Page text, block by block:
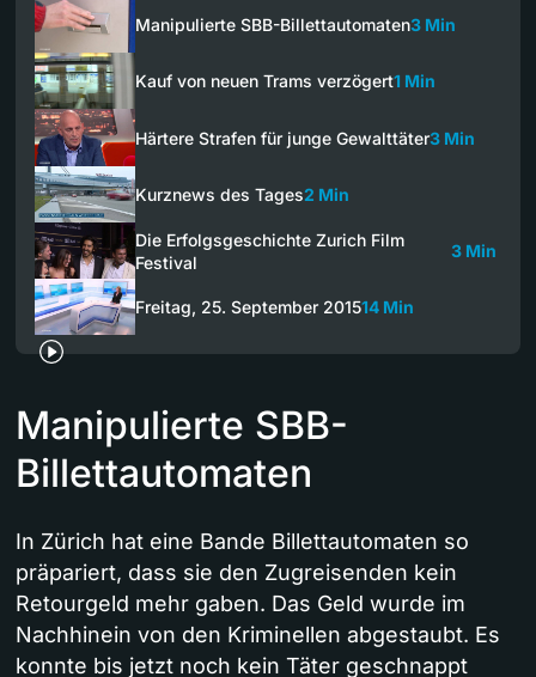
Manipulierte SBB-Billettautomaten3 Min
Kauf von neuen Trams verzögert1 Min
Härtere Strafen für junge Gewalttäter3 Min
Kurznews des Tages2 Min
Die Erfolgsgeschichte Zurich Film
Festival
3 Min
Freitag, 25. September 201514 Min
Manipulierte SBB-
Billettautomaten
In Zürich hat eine Bande Billettautomaten so
präpariert, dass sie den Zugreisenden kein
Retourgeld mehr gaben. Das Geld wurde im
Nachhinein von den Kriminellen abgestaubt. Es
konnte bis jetzt noch kein Täter geschnappt